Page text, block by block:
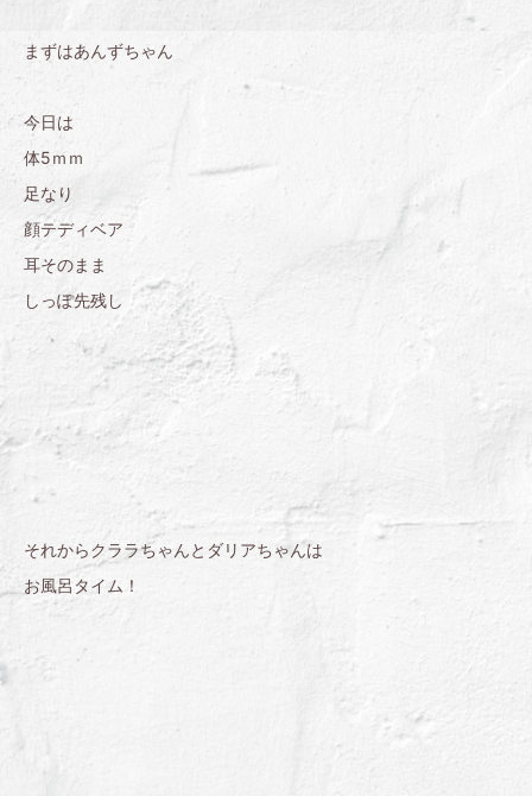
まずはあんずちゃん
今日は
体5ｍｍ
足なり
顔テディベア
耳そのまま
しっぽ先残し
それからクララちゃんとダリアちゃんは
お風呂タイム！